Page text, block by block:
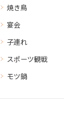
焼き鳥
宴会
子連れ
スポーツ観戦
モツ鍋